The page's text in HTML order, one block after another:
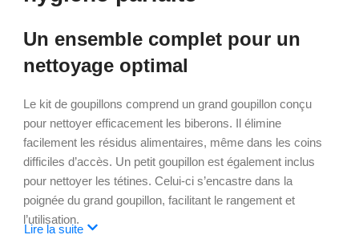
Un ensemble complet pour un
nettoyage optimal
Le kit de goupillons comprend un grand goupillon conçu
pour nettoyer efficacement les biberons. Il élimine
facilement les résidus alimentaires, même dans les coins
difficiles d’accès. Un petit goupillon est également inclus
pour nettoyer les tétines. Celui-ci s’encastre dans la
poignée du grand goupillon, facilitant le rangement et
l’utilisation.
Lire la suite